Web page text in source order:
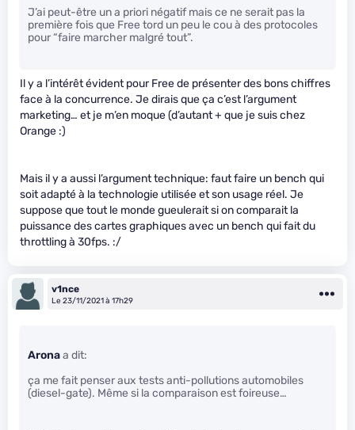
J’ai peut-être un a priori négatif mais ce ne serait pas la
première fois que Free tord un peu le cou à des protocoles
pour “faire marcher malgré tout”.
Il y a l’intérêt évident pour Free de présenter des bons chiffres
face à la concurrence. Je dirais que ça c’est l’argument
marketing… et je m’en moque (d’autant + que je suis chez
Orange :)
Mais il y a aussi l’argument technique: faut faire un bench qui
soit adapté à la technologie utilisée et son usage réel. Je
suppose que tout le monde gueulerait si on comparait la
puissance des cartes graphiques avec un bench qui fait du
throttling à 30fps. :/
v1nce
Le 23/11/2021 à 17h29
Aronaa dit:
ça me fait penser aux tests anti-pollutions automobiles
(diesel-gate). Même si la comparaison est foireuse…